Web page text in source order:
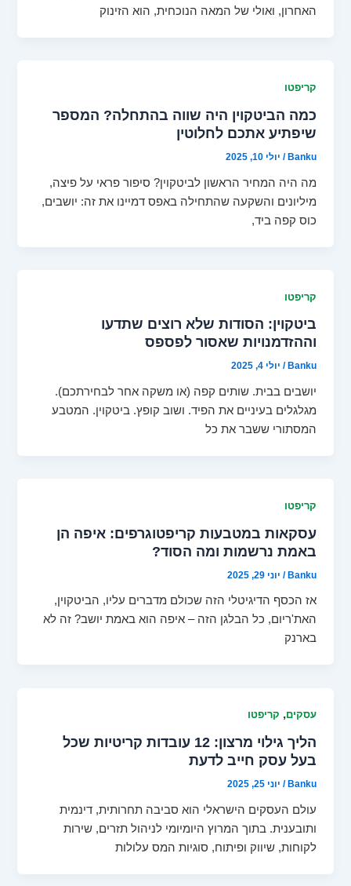
האחרון, ואולי של המאה הנוכחית, הוא הזינוק
קריפטו
כמה הביטקוין היה שווה בהתחלה? המספר
שיפתיע אתכם לחלוטין
Banku
/ יולי 10, 2025
מה היה המחיר הראשון לביטקוין? סיפור פראי על פיצה,
מיליונים והשקעה שהתחילה באפס דמיינו את זה: יושבים,
כוס קפה ביד,
קריפטו
ביטקוין: הסודות שלא רוצים שתדעו
וההזדמנויות שאסור לפספס
Banku
/ יולי 4, 2025
יושבים בבית. שותים קפה (או משקה אחר לבחירתכם).
מגלגלים בעיניים את הפיד. ושוב קופץ. ביטקוין. המטבע
המסתורי ששבר את כל
קריפטו
עסקאות במטבעות קריפטוגרפים: איפה הן
באמת נרשמות ומה הסוד?
Banku
/ יוני 29, 2025
אז הכסף הדיגיטלי הזה שכולם מדברים עליו, הביטקוין,
האת'ריום, כל הבלגן הזה – איפה הוא באמת יושב? זה לא
בארנק
עסקים, קריפטו
הליך גילוי מרצון: 12 עובדות קריטיות שכל
בעל עסק חייב לדעת
Banku
/ יוני 25, 2025
עולם העסקים הישראלי הוא סביבה תחרותית, דינמית
ותובענית. בתוך המרוץ היומיומי לניהול תזרים, שירות
לקוחות, שיווק ופיתוח, סוגיות המס עלולות